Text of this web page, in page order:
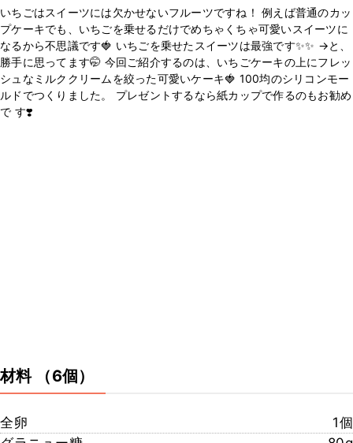
いちごはスイーツには欠かせないフルーツですね！ 例えば普通のカッ
プケーキでも、いちごを乗せるだけでめちゃくちゃ可愛いスイーツに
なるから不思議です🍓 いちごを乗せたスイーツは最強です✨✨ →と、
勝手に思ってます🤭 今回ご紹介するのは、いちごケーキの上にフレッ
シュなミルククリームを絞った可愛いケーキ🍓 100均のシリコンモー
ルドでつくりました。 プレゼントするなら紙カップで作るのもお勧め
で す❣️
材料 （6個）
全卵
1個